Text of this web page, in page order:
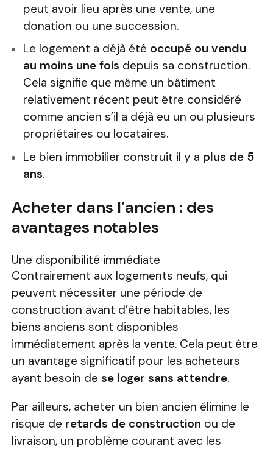
peut avoir lieu après une vente, une
donation ou une succession.
Le logement a déjà été occupé ou vendu
au moins une fois depuis sa construction.
Cela signifie que même un bâtiment
relativement récent peut être considéré
comme ancien s’il a déjà eu un ou plusieurs
propriétaires ou locataires.
Le bien immobilier construit il y a plus de 5
ans.
Acheter dans l’ancien : des
avantages notables
Une disponibilité immédiate
Contrairement aux logements neufs, qui
peuvent nécessiter une période de
construction avant d’être habitables, les
biens anciens sont disponibles
immédiatement après la vente. Cela peut être
un avantage significatif pour les acheteurs
ayant besoin dese loger sans attendre.
Par ailleurs, acheter un bien ancien élimine le
risque de retards de construction ou de
livraison, un problème courant avec les